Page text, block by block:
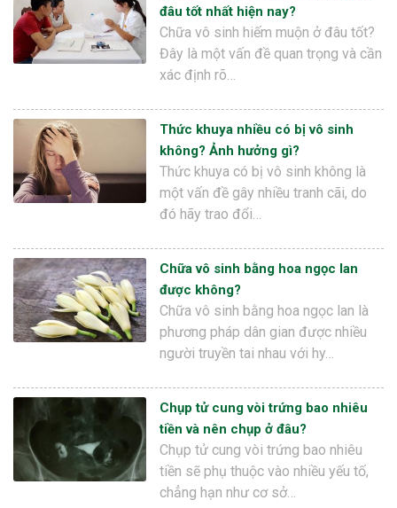
đâu tốt nhất hiện nay?
Chữa vô sinh hiếm muộn ở đâu tốt?
Đây là một vấn đề quan trọng và cần
xác định rõ…
Thức khuya nhiều có bị vô sinh
không? Ảnh hưởng gì?
Thức khuya có bị vô sinh không là
một vấn đề gây nhiều tranh cãi, do
đó hãy trao đổi…
Chữa vô sinh bằng hoa ngọc lan
được không?
Chữa vô sinh bằng hoa ngọc lan là
phương pháp dân gian được nhiều
người truyền tai nhau với hy…
Chụp tử cung vòi trứng bao nhiêu
tiền và nên chụp ở đâu?
Chụp tử cung vòi trứng bao nhiêu
tiền sẽ phụ thuộc vào nhiều yếu tố,
chẳng hạn như cơ sở…